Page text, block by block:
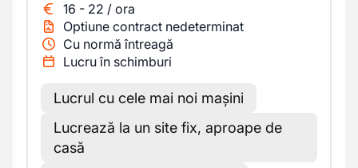
16 - 22 / ora
Optiune contract nedeterminat
Cu normă întreagă
Lucru în schimburi
Lucrul cu cele mai noi mașini
Lucrează la un site fix, aproape de
casă